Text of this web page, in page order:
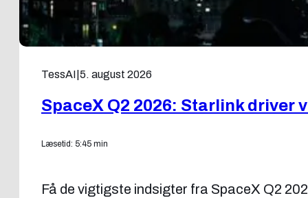
TessAI 5. august 2026
SpaceX Q2 2026: Starlink driver
Læsetid: 5:45 min
Få de vigtigste indsigter fra SpaceX Q2